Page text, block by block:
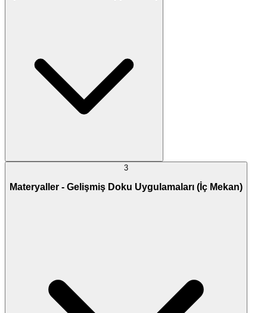
3
Materyaller - Gelişmiş Doku Uygulamaları (İç Mekan)